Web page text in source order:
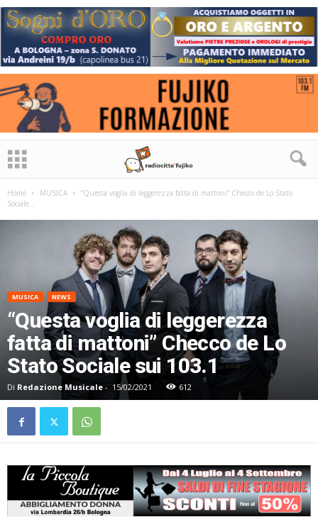
Home MUSICA
“Questa voglia di leggerezza fatta di mattoni” Checco de Lo Stato
Sociale...
MUSICA NEWS
“Questa voglia di leggerezza
fatta di mattoni” Checco de Lo
Stato Sociale sui 103.1
Di Redazione Musicale - 15/02/2021 612